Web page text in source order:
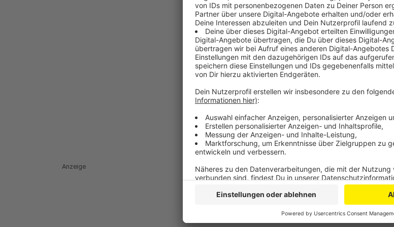
Sponsoren vor Ort.
"Sport im Park" hatte in
Jahr auch im Bad Münstereifel
Veröffentlicht:Freitag, 24.01.2020
Anzeige
Anzeige